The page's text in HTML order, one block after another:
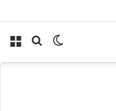
بحث الوضع